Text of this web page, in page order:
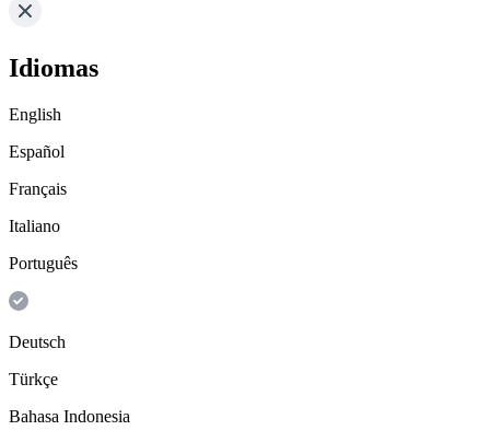
Idiomas
English
Español
Français
Italiano
Português
Deutsch
Türkçe
Bahasa Indonesia